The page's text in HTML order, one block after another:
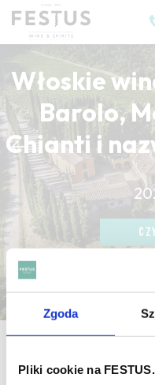
Zgoda
Pliki cookie na
Włoskie
Barolo,
Chianti i